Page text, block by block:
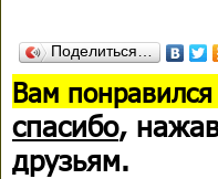
Поделиться…
Вам
спасибо,
друзьям.